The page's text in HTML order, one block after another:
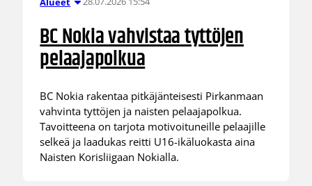
BC Nokia vahvistaa tyttöjen
pelaajapolkua
BC Nokia rakentaa pitkäjänteisesti Pirkanmaan
vahvinta tyttöjen ja naisten pelaajapolkua.
Tavoitteena on tarjota motivoituneille pelaajille
selkeä ja laadukas reitti U16-ikäluokasta aina
Naisten Korisliigaan Nokialla.